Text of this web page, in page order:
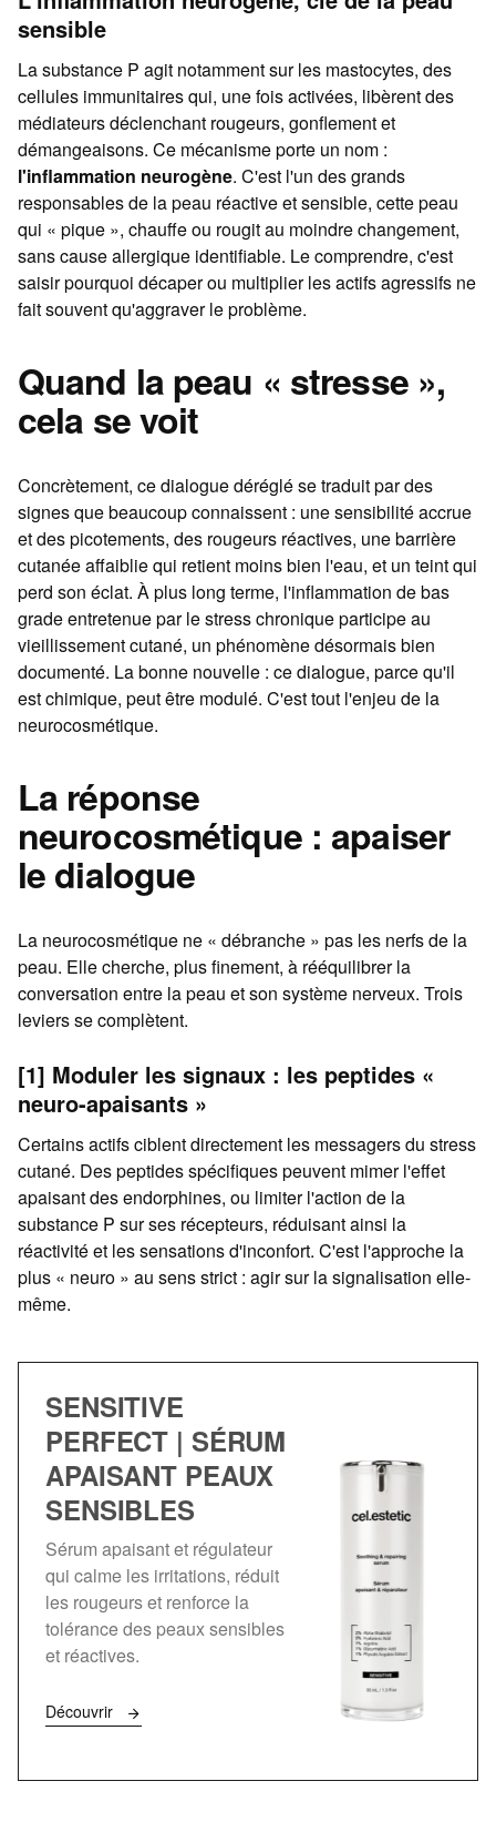
sensible
La substance P agit notamment sur les mastocytes, des
cellules immunitaires qui, une fois activées, libèrent des
médiateurs déclenchant rougeurs, gonflement et
démangeaisons. Ce mécanisme porte un nom :
l'inflammation neurogène. C'est l'un des grands
responsables de la peau réactive et sensible, cette peau
qui « pique », chauffe ou rougit au moindre changement,
sans cause allergique identifiable. Le comprendre, c'est
saisir pourquoi décaper ou multiplier les actifs agressifs ne
fait souvent qu'aggraver le problème.
Quand la peau « stresse »,
cela se voit
Concrètement, ce dialogue déréglé se traduit par des
signes que beaucoup connaissent : une sensibilité accrue
et des picotements, des rougeurs réactives, une barrière
cutanée affaiblie qui retient moins bien l'eau, et un teint qui
perd son éclat. À plus long terme, l'inflammation de bas
grade entretenue par le stress chronique participe au
vieillissement cutané, un phénomène désormais bien
documenté. La bonne nouvelle : ce dialogue, parce qu'il
est chimique, peut être modulé. C'est tout l'enjeu de la
neurocosmétique.
La réponse
neurocosmétique : apaiser
le dialogue
La neurocosmétique ne « débranche » pas les nerfs de la
peau. Elle cherche, plus finement, à rééquilibrer la
conversation entre la peau et son système nerveux. Trois
leviers se complètent.
[1] Moduler les signaux : les peptides «
neuro-apaisants »
Certains actifs ciblent directement les messagers du stress
cutané. Des peptides spécifiques peuvent mimer l'effet
apaisant des endorphines, ou limiter l'action de la
substance P sur ses récepteurs, réduisant ainsi la
réactivité et les sensations d'inconfort. C'est l'approche la
plus « neuro » au sens strict : agir sur la signalisation elle-
même.
SENSITIVE
PERFECT | SÉRUM
APAISANT PEAUX
SENSIBLES
Sérum apaisant et régulateur
qui calme les irritations, réduit
les rougeurs et renforce la
tolérance des peaux sensibles
et réactives.
Découvrir